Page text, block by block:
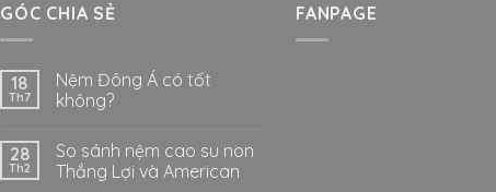
GÓC CHIA SẺ
18
Th7
Nệm Đông Á có tốt
không?
28
Th2
So sánh nệm cao su non
Thắng Lợi và American
FANPAGE